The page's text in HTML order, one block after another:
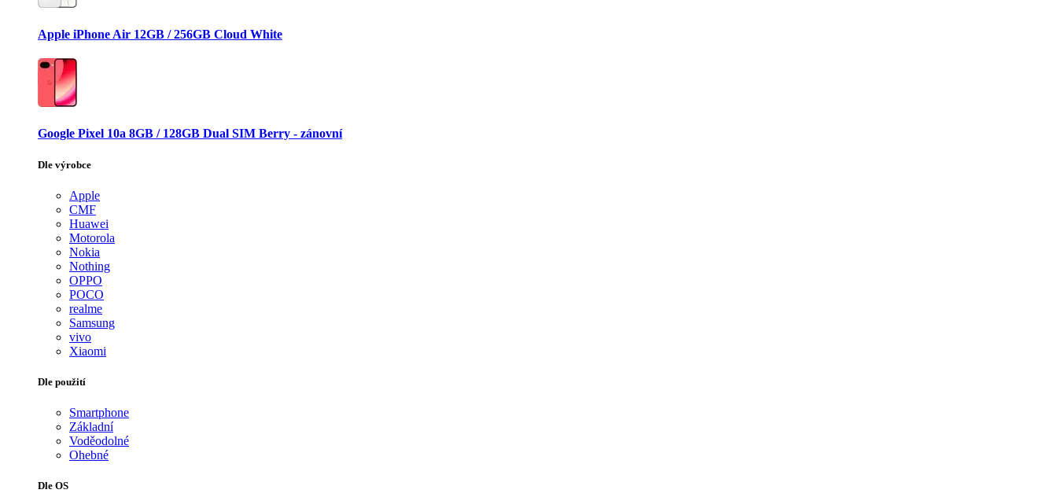
Apple iPhone Air 12GB / 256GB Cloud White
Google Pixel 10a 8GB / 128GB Dual SIM Berry - zánovní
Dle výrobce
Apple
CMF
Huawei
Motorola
Nokia
Nothing
OPPO
POCO
realme
Samsung
vivo
Xiaomi
Dle použití
Smartphone
Základní
Voděodolné
Ohebné
Dle OS